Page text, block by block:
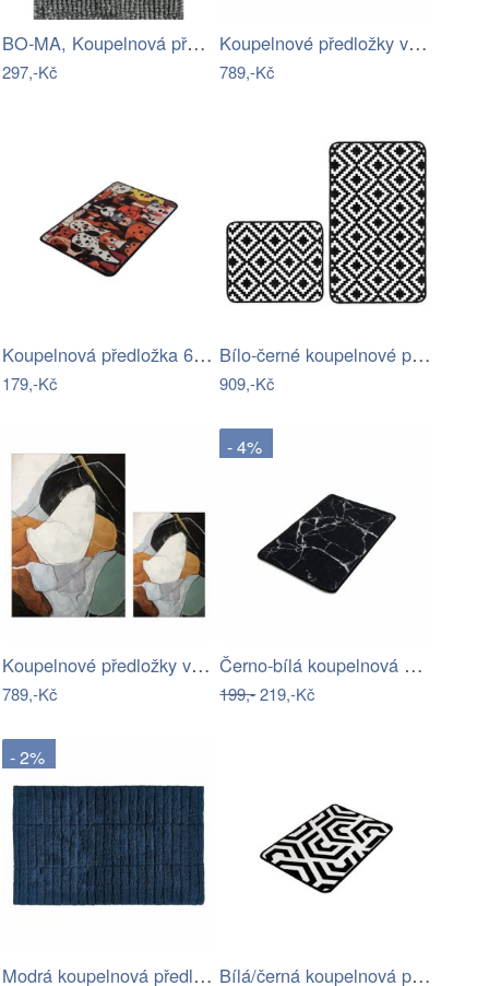
BO-MA, Koupelnová předložka Ella micro…
297,-Kč
Koupelnové předložky v sadě 2 ks 60x100…
789,-Kč
Koupelnová předložka 60x40 cm Dogs -…
179,-Kč
Bílo-černé koupelnové předložky v sadě…
909,-Kč
Koupelnové předložky v sadě 2 ks 60x100…
789,-Kč
- 4%
Černo-bílá koupelnová předložka s…
199,-219,-Kč
- 2%
Modrá koupelnová předložka 80x50 cm… Bílá/černá koupelnová předložka 60x40…